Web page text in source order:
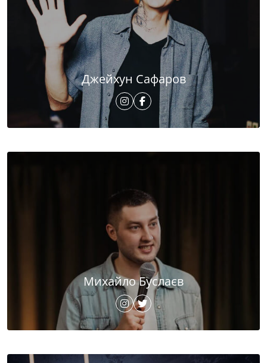
Джейхун Сафаров
Михайло Буслаєв